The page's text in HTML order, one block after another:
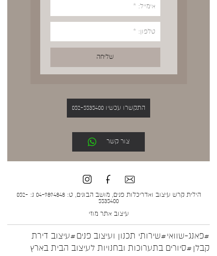
התקשרו עכשיו 052-5535400
צור קשר
הילית קרש עיצוב ואדריכלות פנים, מושב הבונים, ט: 04-9894848 נ: 052-
5535400
עיצוב אתר מוזי
#פאנג-שוואי#שירותי תכנון ועיצוב פנים#עיצוב דירת
קבלן #סיורים בתערוכות ובחנויות לעיצוב הבית בארץ